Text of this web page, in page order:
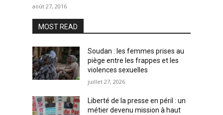
août 27, 2016
MOST READ
Soudan : les femmes prises au
piège entre les frappes et les
violences sexuelles
juillet 27, 2026
Liberté de la presse en péril : un
métier devenu mission à haut